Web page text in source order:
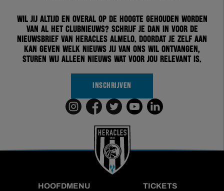
Wil jij altijd en overal op de hoogte gehouden worden
van al het clubnieuws? Schrijf je dan in voor de
nieuwsbrief van Heracles Almelo. Doordat je zelf aan
kan geven welk nieuws jij van ons wil ontvangen,
sturen wij alleen nieuws wat voor jou relevant is.
INSCHRIJVEN
HOOFDMENU TICKETS